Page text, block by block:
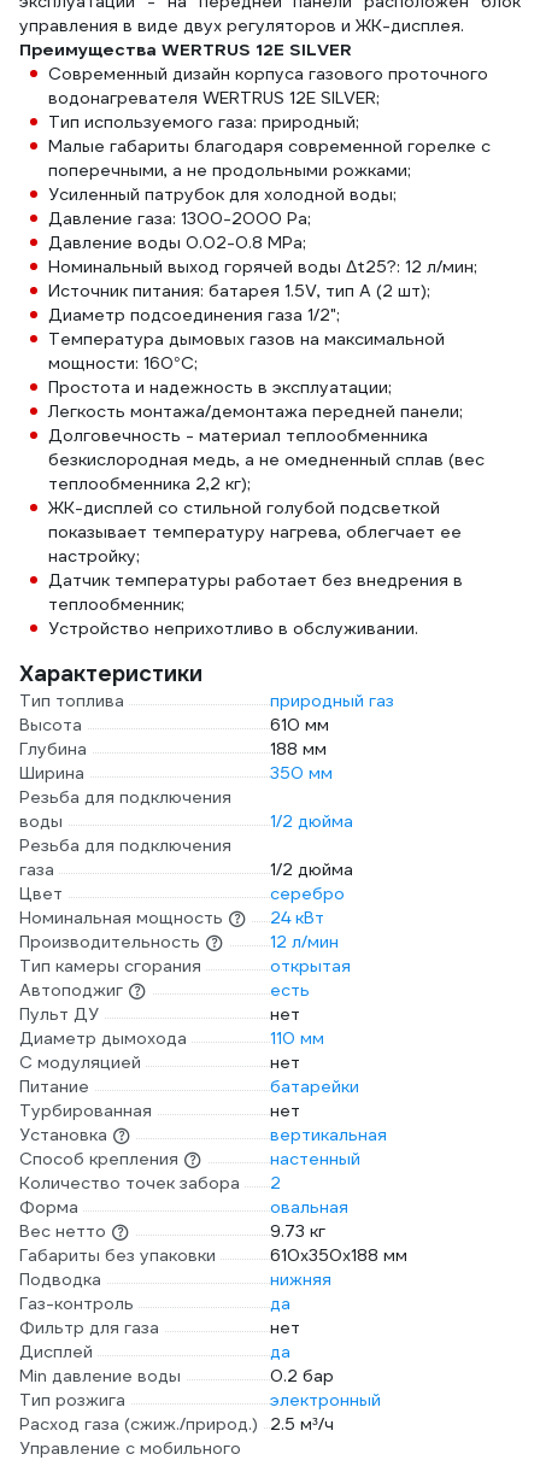
управления в виде двух регуляторов и ЖК-дисплея.
Преимущества WERTRUS 12E SILVER
Современный дизайн корпуса газового проточного
водонагревателя WERTRUS 12E SILVER;
Тип используемого газа: природный;
Малые габариты благодаря современной горелке с
поперечными, а не продольными рожками;
Усиленный патрубок для холодной воды;
Давление газа: 1300-2000 Pa;
Давление воды 0.02-0.8 MPa;
Номинальный выход горячей воды Δt25?: 12 л/мин;
Источник питания: батарея 1.5V, тип А (2 шт);
Диаметр подсоединения газа 1/2";
Температура дымовых газов на максимальной
мощности: 160°С;
Простота и надежность в эксплуатации;
Легкость монтажа/демонтажа передней панели;
Долговечность - материал теплообменника
безкислородная медь, а не омедненный сплав (вес
теплообменника 2,2 кг);
ЖК-дисплей со стильной голубой подсветкой
показывает температуру нагрева, облегчает ее
настройку;
Датчик температуры работает без внедрения в
теплообменник;
Устройство неприхотливо в обслуживании.
Характеристики
Тип топлива
природный газ
Высота
610 мм
Глубина
188 мм
Ширина
350 мм
Резьба для подключения
воды
1/2 дюйма
Резьба для подключения
газа
1/2 дюйма
Цвет
серебро
Номинальная мощность
24 кВт
Производительность
12 л/мин
Тип камеры сгорания
открытая
Автоподжиг
есть
Пульт ДУ
нет
Диаметр дымохода
110 мм
С модуляцией
нет
Питание
батарейки
Турбированная
нет
Установка
вертикальная
Способ крепления
настенный
Количество точек забора
2
Форма
овальная
Вес нетто
9.73 кг
Габариты без упаковки
610х350х188 мм
Подводка
нижняя
Газ-контроль
да
Фильтр для газа
нет
Дисплей
да
Min давление воды
0.2 бар
Тип розжига
электронный
Расход газа (сжиж./природ.)
2.5 м³/ч
Управление c мобильного